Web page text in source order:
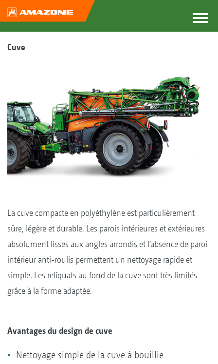
Cuve
La cuve compacte en polyéthylène est particulièrement
sûre, légère et durable. Les parois intérieures et extérieures
absolument lisses aux angles arrondis et l’absence de paroi
intérieur anti-roulis permettent un nettoyage rapide et
simple. Les reliquats au fond de la cuve sont très limités
grâce à la forme adaptée.
Avantages du design de cuve
Nettoyage simple de la cuve à bouillie